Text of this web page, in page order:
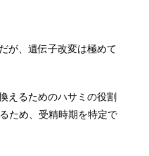
が、遺伝子改変は極めて
えるためのハサミの役割
ため、受精時期を特定で